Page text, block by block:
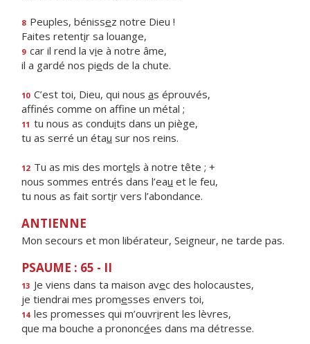
8 Peuples, bénissez notre Dieu !
Faites retentir sa louange,
9 car il rend la vie à notre âme,
il a gardé nos pieds de la chute.
10 C’est toi, Dieu, qui nous as éprouvés,
affinés comme on affne un métal ;
11 tu nous as conduits dans un piège,
tu as serré un étau sur nos reins.
12 Tu as mis des mortels à notre tête ; +
nous sommes entrés dans l’eau et le feu,
tu nous as fait sortir vers l’abondance.
ANTIENNE
Mon secours et mon libérateur, Seigneur, ne tarde pas.
PSAUME : 65 - II
13 Je viens dans ta maison avec des holocaustes,
je tiendrai mes promesses envers toi,
14 les promesses qui m’ouvrirent les lèvres,
que ma bouche a prononcées dans ma détresse.